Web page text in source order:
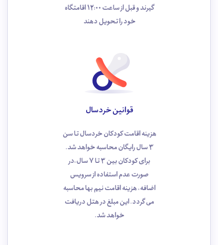
گیرند و قبل از ساعت 12:00 اقامتگاه
خود را تحویل دهند
قوانین خردسال
هزینه اقامت کودکان خردسال تا سن
3 سال رایگان محاسبه خواهد ‌شد.
برای کودکان بین 3 تا 7 سال،در
صورت عدم استفاده از سرویس
اضافه، هزینه اقامت نیم ‌بها محاسبه
می ‌گردد. این مبلغ در هتل دریافت
خواهد شد.